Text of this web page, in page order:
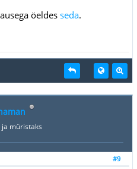
öeldes seda.
ja müristaks
#9